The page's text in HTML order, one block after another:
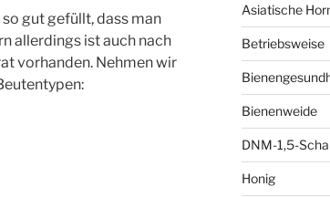
gut gefüllt, dass man
allerdings ist auch nach
vorhanden. Nehmen wir
Asiatische
Betriebsweise
Bienenweide
DNM-1,5-
Honig